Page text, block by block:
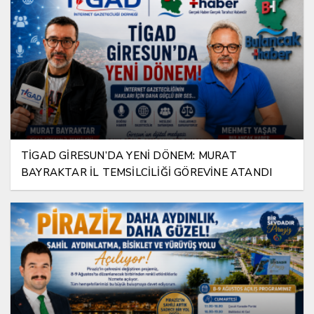
TİGAD GİRESUN’DA YENİ DÖNEM: MURAT
BAYRAKTAR İL TEMSİLCİLİĞİ GÖREVİNE ATANDI